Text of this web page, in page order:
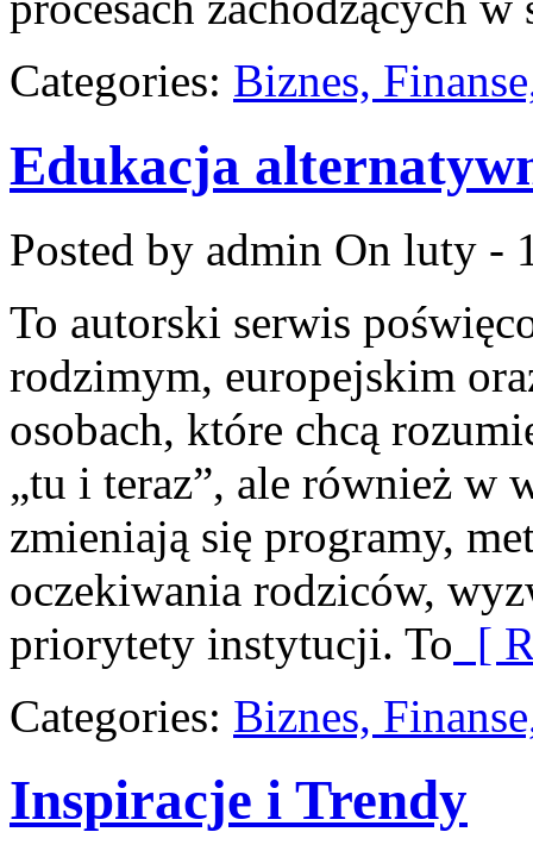
Categories: Biznes,
Edukacja
Posted by admin On luty -
To autorski serwis
rodzimym, europejskim
osobach, które chcą
„tu i teraz”, ale również w
zmieniają się programy,
oczekiwania rodziców,
priorytety instytucji. To [
Categories: Biznes,
Inspiracje i Trendy